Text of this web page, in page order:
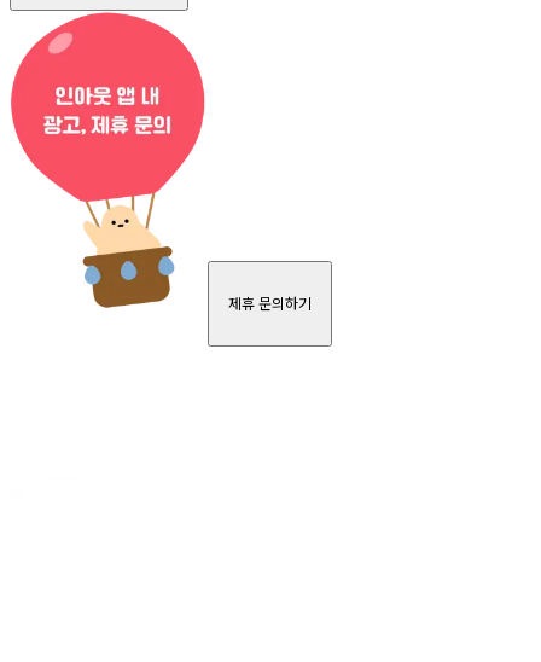
제휴 문의하기